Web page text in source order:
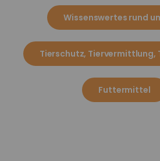
Wissenswertes rund
Tierschutz, Tiervermittlung,
Futtermittel